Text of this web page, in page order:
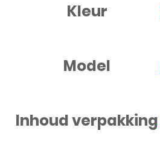
Kleur
Model
Inhoud verpakking